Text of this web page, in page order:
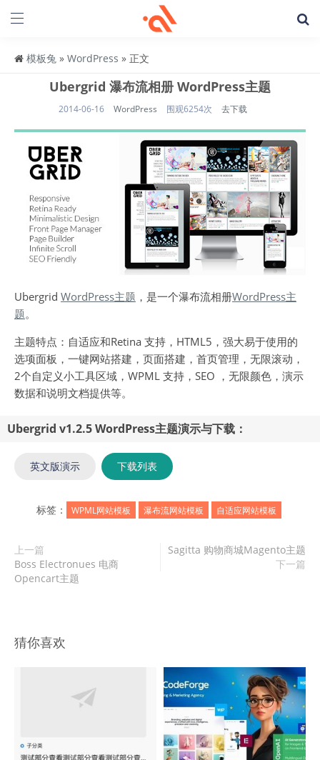
模板兔 » WordPress » 正文
Ubergrid 瀑布流相册 WordPress主题
2014-06-16 WordPress 围观6254次 去下载
Ubergrid WordPress主题 ，是一个瀑布流相册WordPress主
题。
主题特点：自适应和Retina 支持，HTML5，强大易于使用的
选项面板，一键网站搭建，页面搭建，首页管理，无限滚动，
2个自定义小工具区域，WPML 支持，SEO ，无限颜色，演示
数据和说明文档提供等。
Ubergrid v1.2.5 WordPress主题演示与下载：
英文版演示 下载列表
标签： WPML网站模板 瀑布流网站模板 自适应网站模板
上一篇
Boss Electronues 电商
Opencart主题
Sagitta 购物商城Magento主题
下一篇
猜你喜欢